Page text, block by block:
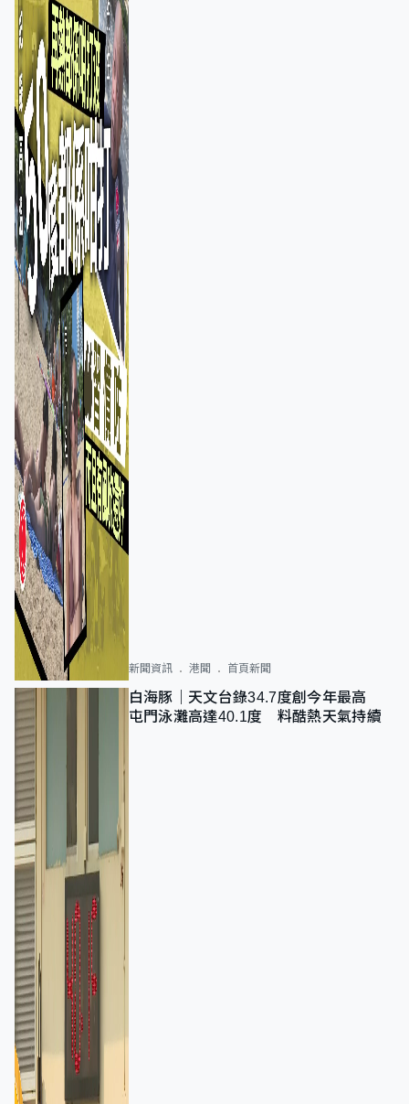
新聞資訊 港聞 首頁新聞
白海豚｜天文台錄34.7度創今年最高
屯門泳灘高達40.1度 料酷熱天氣持續